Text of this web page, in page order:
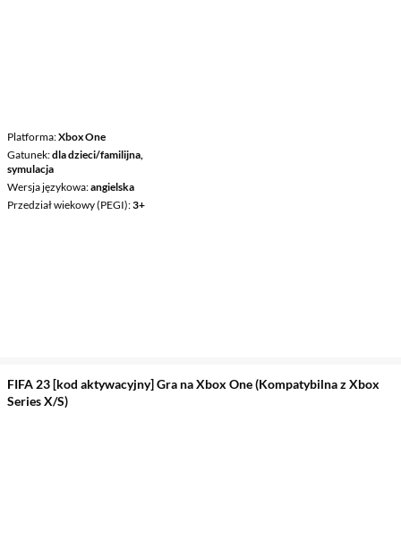
Platforma Xbox One
Gatunek dla dzieci/familijna,
symulacja
Wersja językowa angielska
Przedział wiekowy (PEGI) 3+
FIFA 23 [kod aktywacyjny] Gra na Xbox One (Kompatybilna z Xbox
Series X/S)